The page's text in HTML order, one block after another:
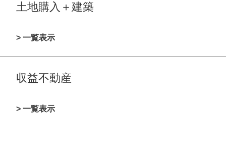
土地購入＋建築
> 一覧表示
収益不動産
> 一覧表示